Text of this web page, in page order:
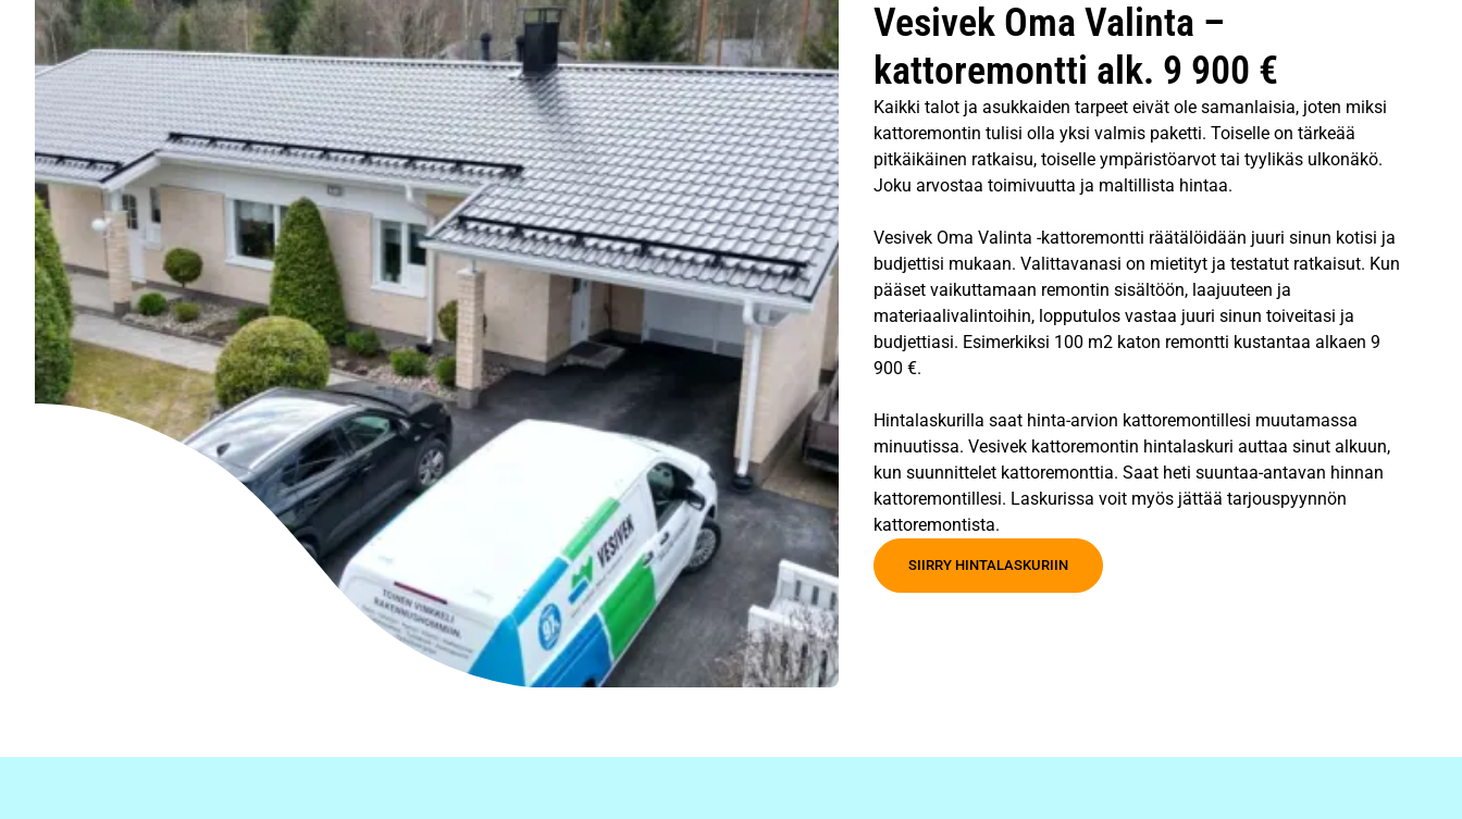
Vesivek Oma Valinta –
kattoremontti alk. 9 900 €
Kaikki talot ja asukkaiden tarpeet eivät ole samanlaisia, joten miksi
kattoremontin tulisi olla yksi valmis paketti. Toiselle on tärkeää
pitkäikäinen ratkaisu, toiselle ympäristöarvot tai tyylikäs ulkonäkö.
Joku arvostaa toimivuutta ja maltillista hintaa.
Vesivek Oma Valinta -kattoremontti räätälöidään juuri sinun kotisi ja
budjettisi mukaan. Valittavanasi on mietityt ja testatut ratkaisut. Kun
pääset vaikuttamaan remontin sisältöön, laajuuteen ja
materiaalivalintoihin, lopputulos vastaa juuri sinun toiveitasi ja
budjettiasi. Esimerkiksi 100 m2 katon remontti kustantaa alkaen 9
900 €.
Hintalaskurilla saat hinta-arvion kattoremontillesi muutamassa
minuutissa. Vesivek kattoremontin hintalaskuri auttaa sinut alkuun,
kun suunnittelet kattoremonttia. Saat heti suuntaa-antavan hinnan
kattoremontillesi. Laskurissa voit myös jättää tarjouspyynnön
kattoremontista.
SIIRRY HINTALASKURIIN